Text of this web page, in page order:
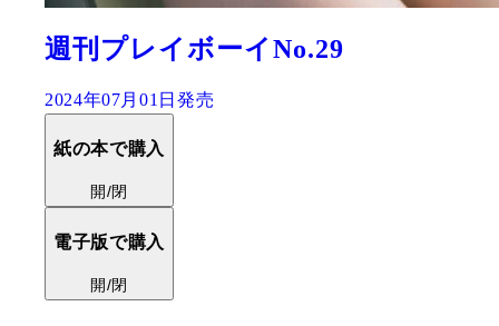
週刊プレイボーイNo.29
2024年07月01日発売
紙の本で購入
開/閉
電子版で購入
開/閉